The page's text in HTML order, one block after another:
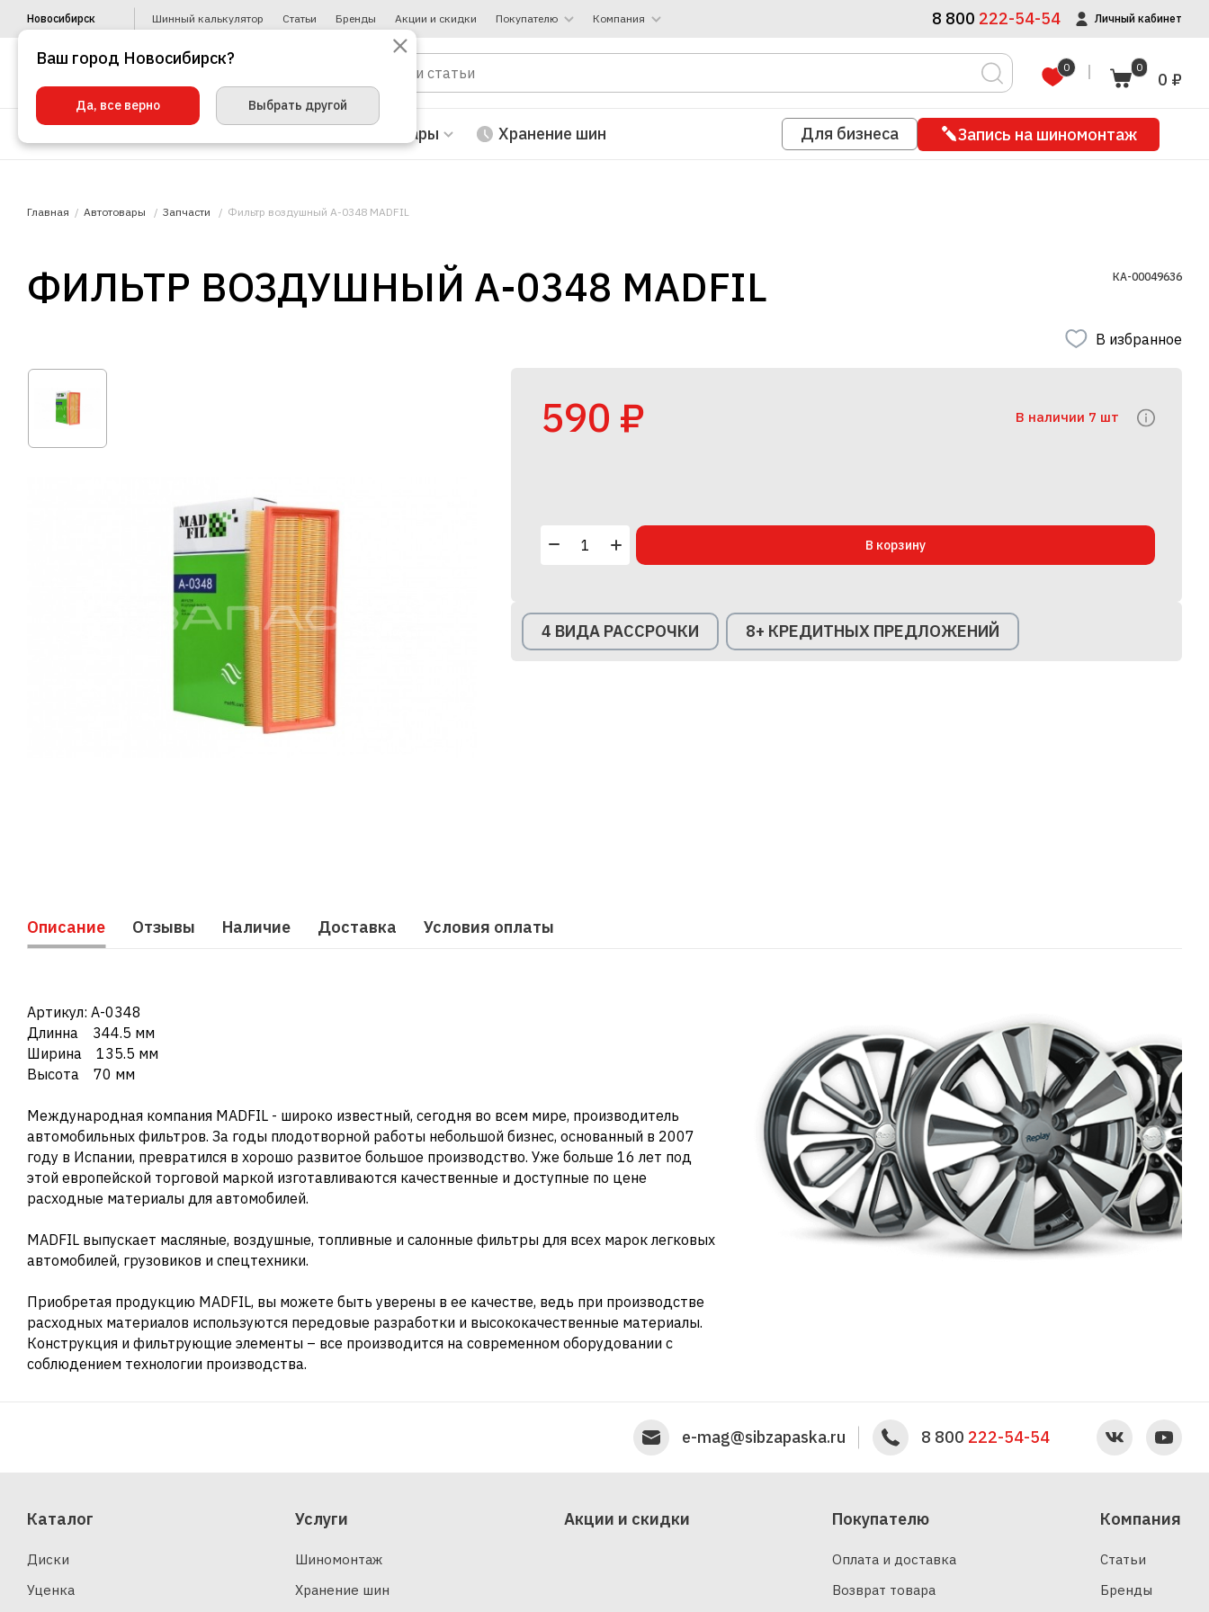
Новосибирск Шинный калькулятор Статьи Бренды Акции и скидки Покупателю Компания 8 800 222-54-54 Личный кабинет
0 0
0 ₽
Автотовары Хранение шин Для бизнеса Запись на шиномонтаж
Главная Автотовары Запчасти Фильтр воздушный A-0348 MADFIL
ФИЛЬТР ВОЗДУШНЫЙ A-0348 MADFIL КА-00049636
В избранное
590 ₽ В наличии 7 шт
В корзину
4 ВИДА РАССРОЧКИ 8+ КРЕДИТНЫХ ПРЕДЛОЖЕНИЙ
Описание Отзывы Наличие Доставка Условия оплаты
Артикул: A-0348
Длинна 344.5 мм
Ширина 135.5 мм
Высота 70 мм
Международная компания MADFIL - широко известный, сегодня во всем мире, производитель
автомобильных фильтров. За годы плодотворной работы небольшой бизнес, основанный в 2007
году в Испании, превратился в хорошо развитое большое производство. Уже больше 16 лет под
этой европейской торговой маркой изготавливаются качественные и доступные по цене
расходные материалы для автомобилей.
MADFIL выпускает масляные, воздушные, топливные и салонные фильтры для всех марок легковых
автомобилей, грузовиков и спецтехники.
Приобретая продукцию MADFIL, вы можете быть уверены в ее качестве, ведь при производстве
расходных материалов используются передовые разработки и высококачественные материалы.
Конструкция и фильтрующие элементы – все производится на современном оборудовании с
соблюдением технологии производства.
e-mag@sibzapaska.ru 8 800 222-54-54
Каталог
Диски
Уценка
Услуги
Шиномонтаж
Хранение шин
Акции и скидки Покупателю
Оплата и доставка
Возврат товара
Компания
Статьи
Бренды
Ваш город Новосибирск?
Да, все верно Выбрать другой